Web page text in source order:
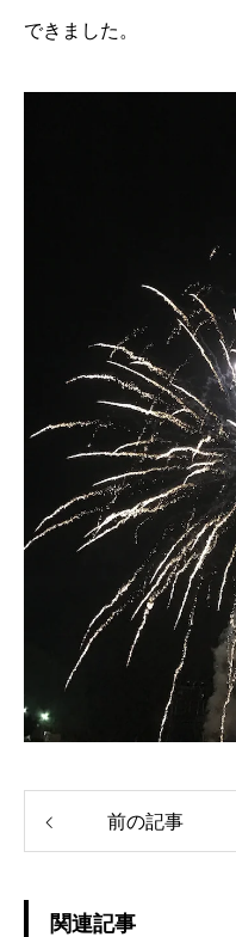
できました。
前の記事
関連記事